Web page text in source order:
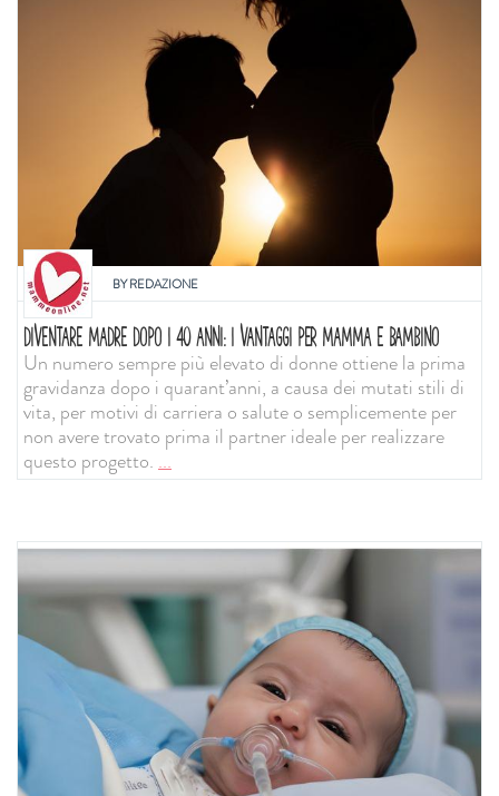
BYREDAZIONE
DIVENTARE MADRE DOPO I 40 ANNI: I VANTAGGI PER MAMMA E BAMBINO
Un numero sempre più elevato di donne ottiene la prima
gravidanza dopo i quarant’anni, a causa dei mutati stili di
vita, per motivi di carriera o salute o semplicemente per
non avere trovato prima il partner ideale per realizzare
questo progetto....